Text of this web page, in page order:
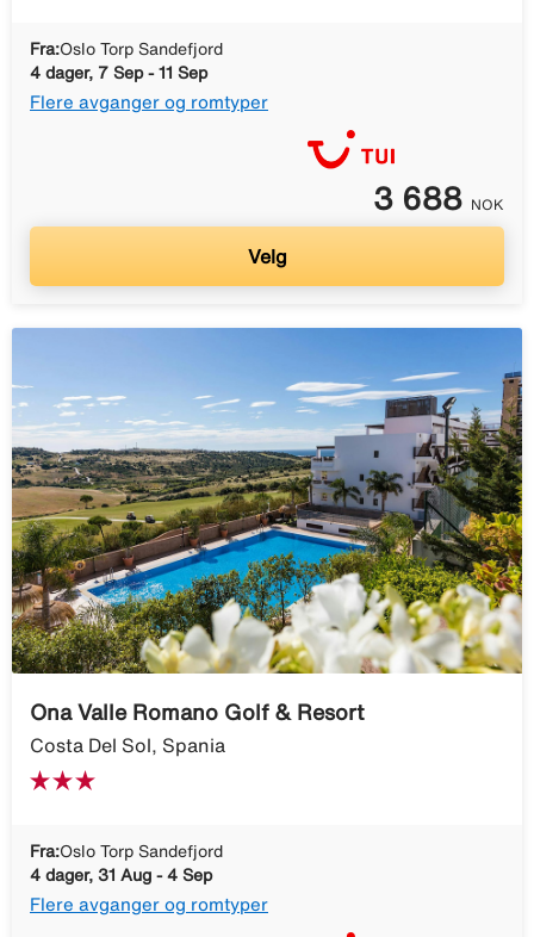
Fra:Oslo Torp Sandefjord
4 dager, 7 Sep - 11 Sep
Flere avganger og romtyper
3 688 NOK
Velg
Ona Valle Romano Golf & Resort
Costa Del Sol, Spania
Fra:Oslo Torp Sandefjord
4 dager, 31 Aug - 4 Sep
Flere avganger og romtyper